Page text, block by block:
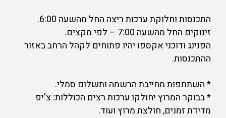
התכנסות וחלוקת ערכות ריצה החל מהשעה 6:00.
זינוקים החל מהשעה 7:00 – לפי מקצים.
הפנינג ודוכני אקספו יהיו פתוחים לקהל הרחב באזור
ההתכנסות.
* השתתפות מחייבת הרשמה ותשלום סמלי.
* בבוקר המרוץ יחולקו ערכות רצים הכוללות: צ'יפ
מדידת זמנים, חולצת מרוץ ועוד.